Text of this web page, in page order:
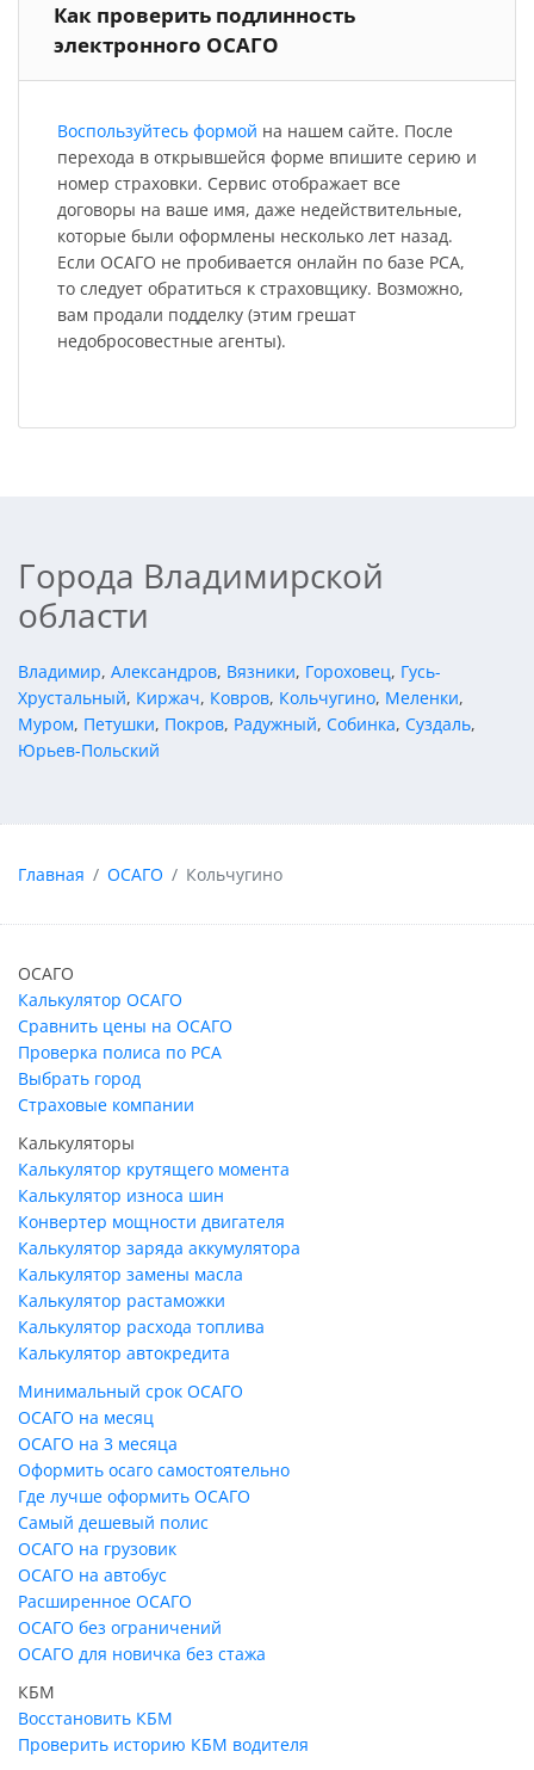
Как проверить подлинность
электронного ОСАГО
Воспользуйтесь формой на нашем сайте. После
перехода в открывшейся форме впишите серию и
номер страховки. Сервис отображает все
договоры на ваше имя, даже недействительные,
которые были оформлены несколько лет назад.
Если ОСАГО не пробивается онлайн по базе РСА,
то следует обратиться к страховщику. Возможно,
вам продали подделку (этим грешат
недобросовестные агенты).
Города Владимирской
области
Владимир, Александров, Вязники, Гороховец, Гусь-
Хрустальный, Киржач, Ковров, Кольчугино, Меленки,
Муром, Петушки, Покров, Радужный, Собинка, Суздаль,
Юрьев-Польский
Главная ОСАГО Кольчугино
ОСАГО
Калькулятор ОСАГО
Сравнить цены на ОСАГО
Проверка полиса по РСА
Выбрать город
Страховые компании
Калькуляторы
Калькулятор крутящего момента
Калькулятор износа шин
Конвертер мощности двигателя
Калькулятор заряда аккумулятора
Калькулятор замены масла
Калькулятор растаможки
Калькулятор расхода топлива
Калькулятор автокредита
Минимальный срок ОСАГО
ОСАГО на месяц
ОСАГО на 3 месяца
Оформить осаго самостоятельно
Где лучше оформить ОСАГО
Самый дешевый полис
ОСАГО на грузовик
ОСАГО на автобус
Расширенное ОСАГО
ОСАГО без ограничений
ОСАГО для новичка без стажа
КБМ
Восстановить КБМ
Проверить историю КБМ водителя